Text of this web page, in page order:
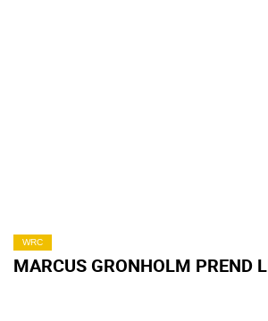
WRC
MARCUS GRONHOLM PREND